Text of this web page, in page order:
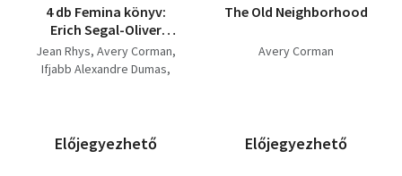
4 db Femina könyv:
Erich Segal-Oliver
története, Ifjabb
Alexandre Dumas-A
Rhys-Széles
Sargassotenger
Jean Rhys Avery Corman
Ifjabb Alexandre Dumas
Előjegyezhető
The Old Neighborhood
Avery Corman
Előjegyezhető